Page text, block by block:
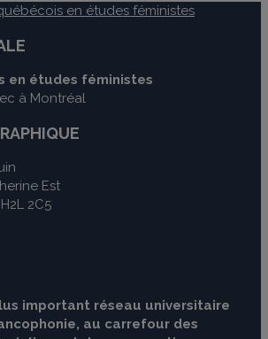
en études féministes
à Montréal
Est
2C5
important réseau universitaire
au carrefour des